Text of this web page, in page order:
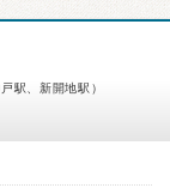
駅、新開地駅）